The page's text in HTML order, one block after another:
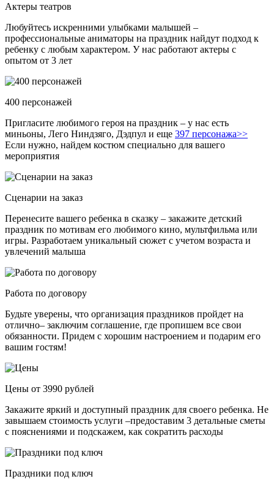
Актеры театров
Любуйтесь искренними улыбками малышей –
профессиональные аниматоры на праздник найдут подход к
ребенку с любым характером. У нас работают актеры с
опытом от 3 лет
400 персонажей
Пригласите любимого героя на праздник – у нас есть
миньоны, Лего Ниндзяго, Дэдпул и еще 397 персонажа>>
Если нужно, найдем костюм специально для вашего
мероприятия
Сценарии на заказ
Перенесите вашего ребенка в сказку – закажите детский
праздник по мотивам его любимого кино, мультфильма или
игры. Разработаем уникальный сюжет с учетом возраста и
увлечений малыша
Работа по договору
Будьте уверены, что организация праздников пройдет на
отлично– заключим соглашение, где пропишем все свои
обязанности. Придем с хорошим настроением и подарим его
вашим гостям!
Цены от 3990 рублей
Закажите яркий и доступный праздник для своего ребенка. Не
завышаем стоимость услуги –предоставим 3 детальные сметы
с пояснениями и подскажем, как сократить расходы
Праздники под ключ